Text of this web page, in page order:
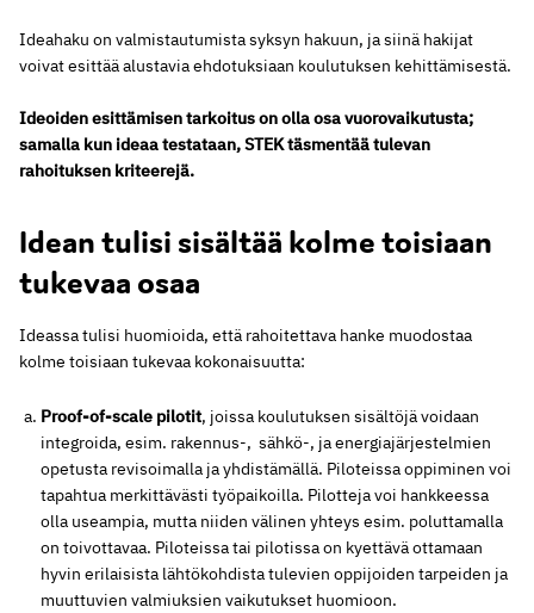
Ideahaku on valmistautumista syksyn hakuun, ja siinä hakijat
voivat esittää alustavia ehdotuksiaan koulutuksen kehittämisestä.
Ideoiden esittämisen tarkoitus on olla osa vuorovaikutusta;
samalla kun ideaa testataan, STEK täsmentää tulevan
rahoituksen kriteerejä.
Idean tulisi sisältää kolme toisiaan
tukevaa osaa
Ideassa tulisi huomioida, että rahoitettava hanke muodostaa
kolme toisiaan tukevaa kokonaisuutta:
Proof-of-scale pilotit, joissa koulutuksen sisältöjä voidaan
integroida, esim. rakennus-, sähkö-, ja energiajärjestelmien
opetusta revisoimalla ja yhdistämällä. Piloteissa oppiminen voi
tapahtua merkittävästi työpaikoilla. Pilotteja voi hankkeessa
olla useampia, mutta niiden välinen yhteys esim. poluttamalla
on toivottavaa. Piloteissa tai pilotissa on kyettävä ottamaan
hyvin erilaisista lähtökohdista tulevien oppijoiden tarpeiden ja
muuttuvien valmiuksien vaikutukset huomioon.